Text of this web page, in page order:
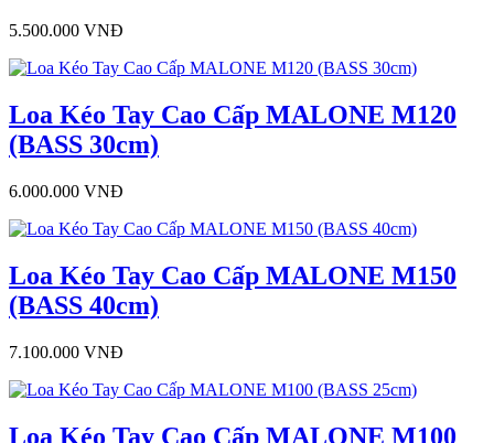
5.500.000 VNĐ
Loa Kéo Tay Cao Cấp MALONE M120
(BASS 30cm)
6.000.000 VNĐ
Loa Kéo Tay Cao Cấp MALONE M150
(BASS 40cm)
7.100.000 VNĐ
Loa Kéo Tay Cao Cấp MALONE M100